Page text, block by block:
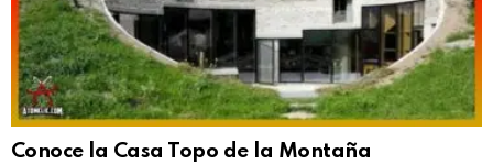
Conoce la Casa Topo de la Montaña